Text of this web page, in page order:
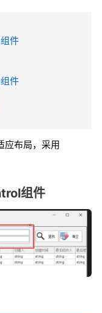
件
件
布局，采用
组件